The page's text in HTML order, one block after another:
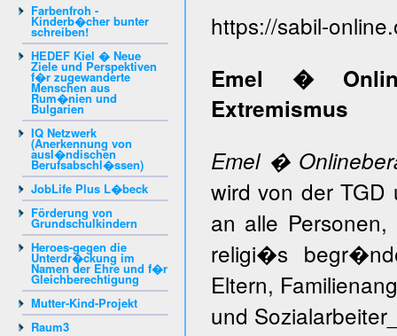
Farbenfroh -
Kinderb�cher bunter
schreiben!
HEDEF Kiel � Neue
Ziele und Perspektiven
f�r zugewanderte
Menschen aus
Rum�nien und
Bulgarien
IQ Netzwerk
(Anerkennung von
ausl�ndischen
Berufsabschl�ssen)
JobLife Plus L�beck
Förderung von
Grundschulkindern
Heroes-gegen die
Unterdr�ckung im
Namen der Ehre und f�r
Gleichberechtigung
Mutter-Kind-Projekt
Raum3
https://sabil-
Emel �
Extremismus
Emel �
wird von der TGD
an alle
religi�s
Eltern,
und